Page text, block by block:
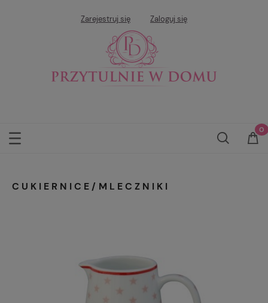
Zarejestruj się Zaloguj się
CUKIERNICE/MLECZNIKI